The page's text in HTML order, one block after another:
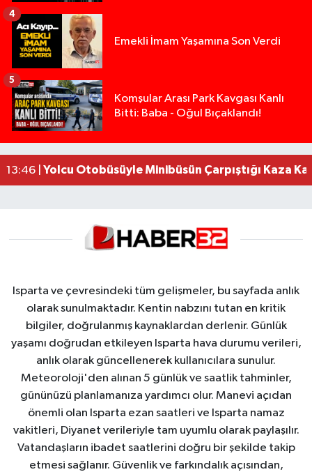
Emekli İmam Yaşamına Son Verdi
4
Komşular Arası Park Kavgası Kanlı
Bitti: Baba - Oğul Bıçaklandı!
5
19:36 |Isparta’da Silah Operasyonu: 165 Tabanca Ele
17:18 |Anız Yangını Kazaya Neden Oldu: 13 Araç
17:08 |Alevlere Teslim Olan Gecekondu Kullanılamaz
13:46 | Yolcu Otobüsüyle Minibüsün Çarpıştığı Kaza
Isparta ve çevresindeki tüm gelişmeler, bu sayfada anlık
olarak sunulmaktadır. Kentin nabzını tutan en kritik
bilgiler, doğrulanmış kaynaklardan derlenir. Günlük
yaşamı doğrudan etkileyen Isparta hava durumu verileri,
anlık olarak güncellenerek kullanıcılara sunulur.
Meteoroloji'den alınan 5 günlük ve saatlik tahminler,
gününüzü planlamanıza yardımcı olur. Manevi açıdan
önemli olan Isparta ezan saatleri ve Isparta namaz
vakitleri, Diyanet verileriyle tam uyumlu olarak paylaşılır.
Vatandaşların ibadet saatlerini doğru bir şekilde takip
etmesi sağlanır. Güvenlik ve farkındalık açısından,